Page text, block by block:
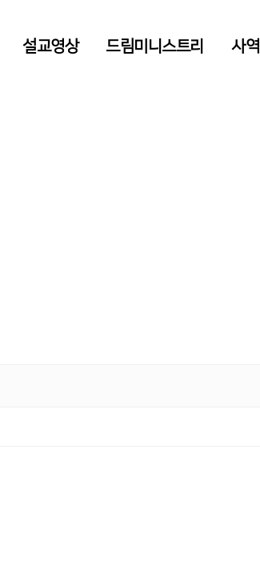
설교영상 드림미니스트리 사역